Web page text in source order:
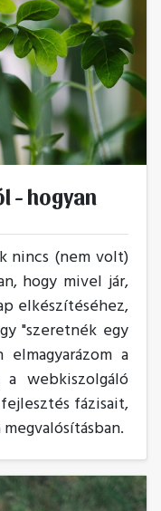
- hogyan
nincs (nem volt)
hogy mivel jár,
elkészítéséhez,
"szeretnék egy
a
a webkiszolgáló
fázisait,